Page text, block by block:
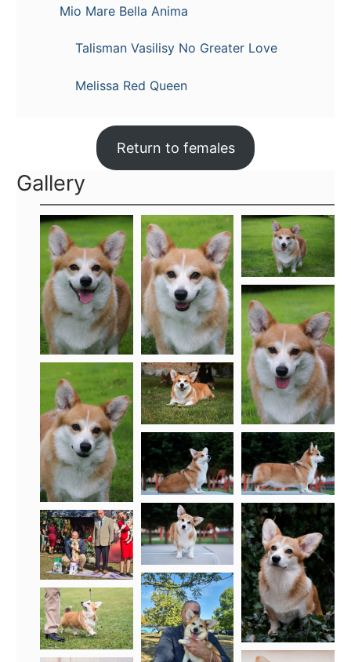
Mio Mare Bella Anima
Talisman Vasilisy No Greater Love
Melissa Red Queen
Return to females
Gallery